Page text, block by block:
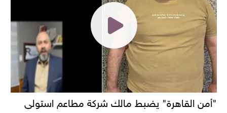
"أمن القاهرة" يضبط مالك شركة مطاعم استولى